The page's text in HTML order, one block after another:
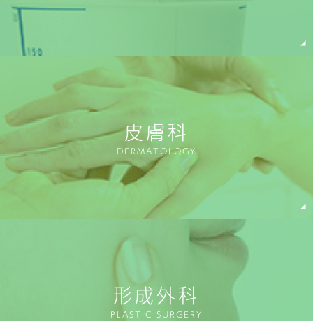
皮膚科
DERMATOLOGY
形成外科
PLASTIC SURGERY